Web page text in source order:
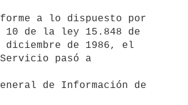
a lo dispuesto por
de la ley 15.848 de
diciembre de 1986, el
Servicio pasó a
de Información de